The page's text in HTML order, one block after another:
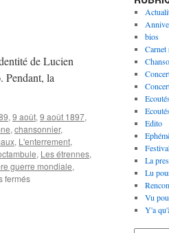
de Lucien
Pendant, la
, 9 août, 9 août 1897,
, chansonnier,
, L'enterrement,
, Les étrennes,
guerre mondiale,
ferméssur
bios
Carnet
Edito
La
Lu
Vu
Y'a